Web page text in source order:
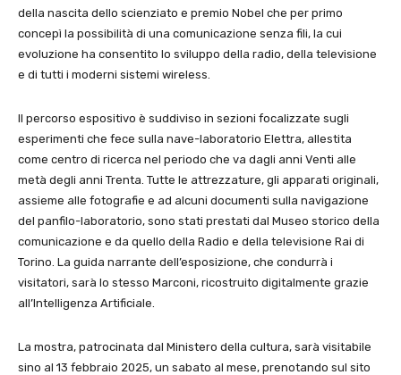
della nascita dello scienziato e premio Nobel che per primo
concepì la possibilità di una comunicazione senza fili, la cui
evoluzione ha consentito lo sviluppo della radio, della televisione
e di tutti i moderni sistemi wireless.
Il percorso espositivo è suddiviso in sezioni focalizzate sugli
esperimenti che fece sulla nave-laboratorio Elettra, allestita
come centro di ricerca nel periodo che va dagli anni Venti alle
metà degli anni Trenta. Tutte le attrezzature, gli apparati originali,
assieme alle fotografie e ad alcuni documenti sulla navigazione
del panfilo-laboratorio, sono stati prestati dal Museo storico della
comunicazione e da quello della Radio e della televisione Rai di
Torino. La guida narrante dell’esposizione, che condurrà i
visitatori, sarà lo stesso Marconi, ricostruito digitalmente grazie
all’Intelligenza Artificiale.
La mostra, patrocinata dal Ministero della cultura, sarà visitabile
sino al 13 febbraio 2025, un sabato al mese, prenotando sul sito